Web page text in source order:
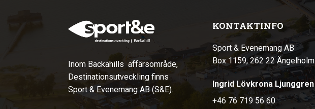
Inom Backahills affärsområde,
Destinationsutveckling finns
Sport & Evenemang AB (S&E).
KONTAKTINFO
Sport & Evenemang AB
Box 1159, 262 22 Ängelholm
Ingrid Lövkrona Ljunggren
+46 76 719 56 60